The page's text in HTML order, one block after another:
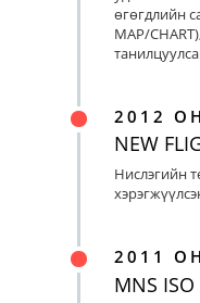
өгөгдлийн
MAP/
2012 ОН
NEW
Нислэгийн
2011 ОН
MNS